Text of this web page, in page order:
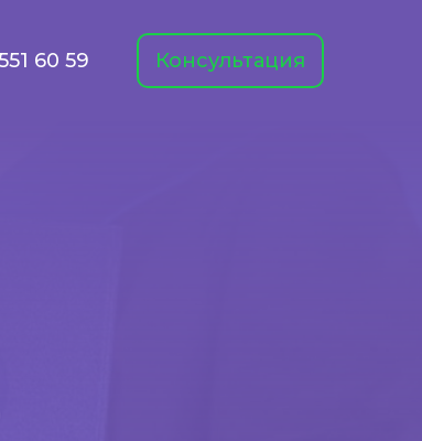
60 59 Консультация